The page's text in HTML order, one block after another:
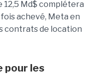
12,5 Md$ complétera
fois achevé, Meta en
contrats de location
pour les